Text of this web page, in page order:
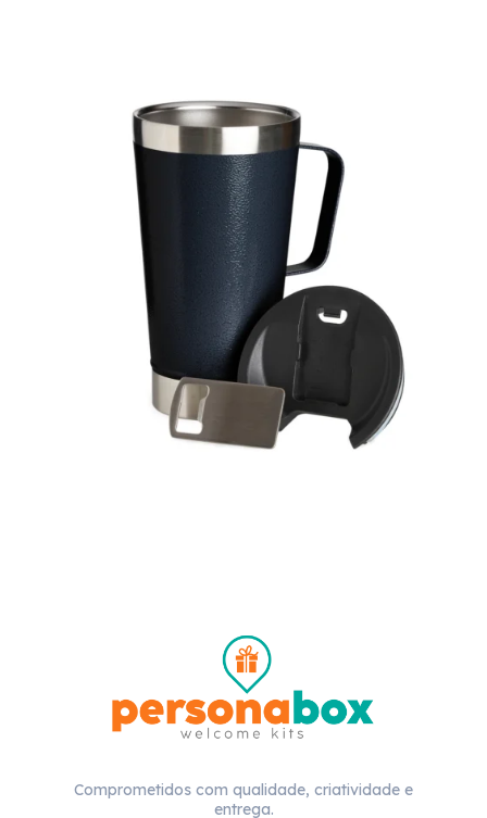
Comprometidos com qualidade, criatividade e
entrega.